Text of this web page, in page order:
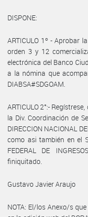
DISPONE:
ARTICULO 1º - Aprobar
orden 3 y 12
electrónica del Banco
a la nómina que
DIABSA#SDGOAM.
ARTICULO 2°:-
la Div. Coordinación de
DIRECCION NACIONAL
como asi también en el
FEDERAL DE
finiquitado.
Gustavo Javier Araujo
NOTA: El/los Anexo/s